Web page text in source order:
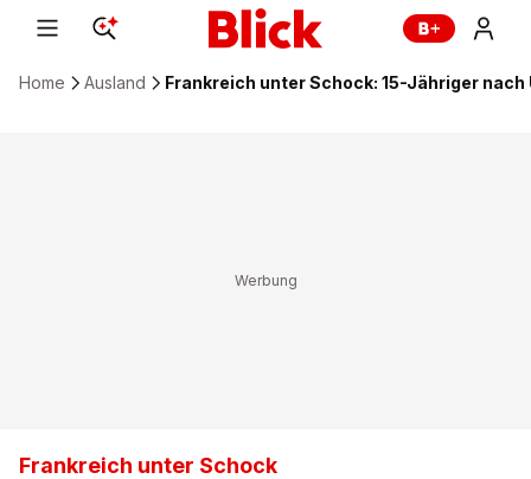
Home Ausland Frankreich unter Schock: 15-Jähriger
Frankreich unter Schock